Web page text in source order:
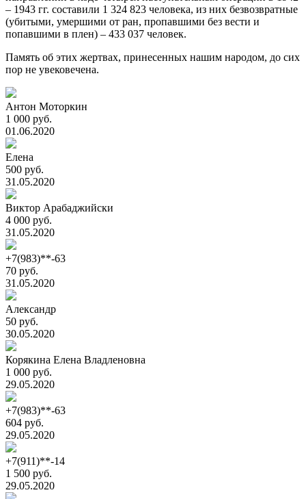
– 1943 гг. составили 1 324 823 человека, из них безвозвратные
(убитыми, умершими от ран, пропавшими без вести и
попавшими в плен) – 433 037 человек.
Память об этих жертвах, принесенных нашим народом, до сих
пор не увековечена.
Антон Моторкин
1 000 руб.
01.06.2020
Елена
500 руб.
31.05.2020
Виктор Арабаджийски
4 000 руб.
31.05.2020
+7(983)**-63
70 руб.
31.05.2020
Александр
50 руб.
30.05.2020
Корякина Елена Владленовна
1 000 руб.
29.05.2020
+7(983)**-63
604 руб.
29.05.2020
+7(911)**-14
1 500 руб.
29.05.2020